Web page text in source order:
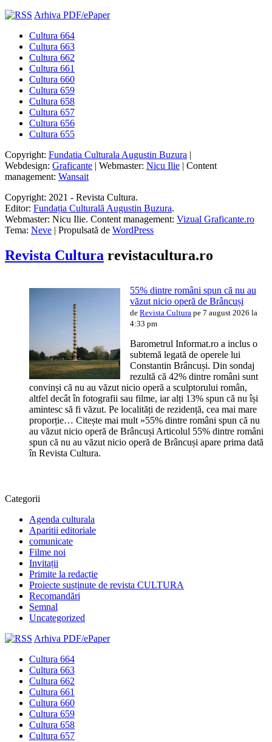
Arhiva PDF/ePaper
Cultura 664
Cultura 663
Cultura 662
Cultura 661
Cultura 660
Cultura 659
Cultura 658
Cultura 657
Cultura 656
Cultura 655
Copyright: Fundatia Culturala Augustin Buzura |
Webdesign: Graficante | Webmaster: Nicu Ilie | Content
management: Wansait
Copyright: 2021 - Revista Cultura.
Editor: Fundația Culturală Augustin Buzura.
Webmaster: Nicu Ilie. Content management: Vizual Graficante.ro
Tema: Neve | Propulsată de WordPress
Revista Cultura revistacultura.ro
55% dintre români spun că nu au
văzut nicio operă de Brâncuși
de Revista Cultura pe 7 august 2026 la
4:33 pm
Barometrul Informat.ro a inclus o
subtemă legată de operele lui
Constantin Brâncuși. Din sondaj
rezultă că 42% dintre români sunt
convinși că nu au văzut nicio operă a sculptorului român,
altfel decât în fotografii sau filme, iar alți 13% spun că nu își
amintesc să fi văzut. Pe localități de rezidență, cea mai mare
proporție… Citește mai mult »55% dintre români spun că nu
au văzut nicio operă de Brâncuși Articolul 55% dintre români
spun că nu au văzut nicio operă de Brâncuși apare prima dată
în Revista Cultura.
Categorii
Agenda culturala
Aparitii editoriale
comunicate
Filme noi
Invitații
Primite la redacție
Proiecte susținute de revista CULTURA
Recomandări
Semnal
Uncategorized
Arhiva PDF/ePaper
Cultura 664
Cultura 663
Cultura 662
Cultura 661
Cultura 660
Cultura 659
Cultura 658
Cultura 657